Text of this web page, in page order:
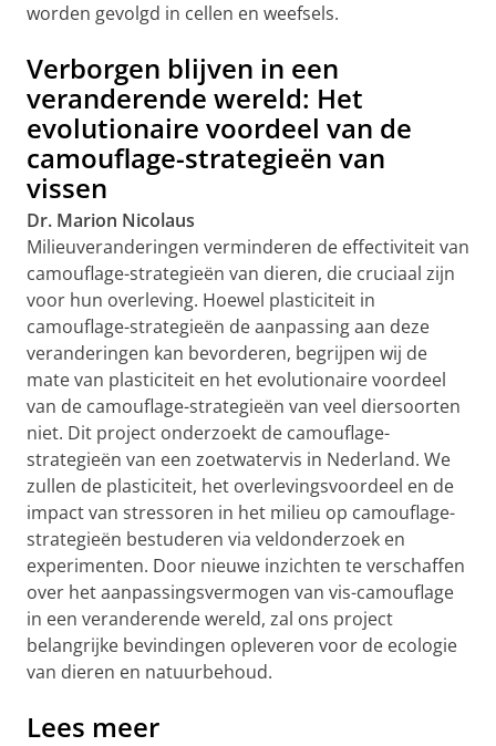
worden gevolgd in cellen en weefsels.
Verborgen blijven in een
veranderende wereld: Het
evolutionaire voordeel van de
camouflage-strategieën van
vissen
Dr. Marion Nicolaus
Milieuveranderingen verminderen de effectiviteit van
camouflage-strategieën van dieren, die cruciaal zijn
voor hun overleving. Hoewel plasticiteit in
camouflage-strategieën de aanpassing aan deze
veranderingen kan bevorderen, begrijpen wij de
mate van plasticiteit en het evolutionaire voordeel
van de camouflage-strategieën van veel diersoorten
niet. Dit project onderzoekt de camouflage-
strategieën van een zoetwatervis in Nederland. We
zullen de plasticiteit, het overlevingsvoordeel en de
impact van stressoren in het milieu op camouflage-
strategieën bestuderen via veldonderzoek en
experimenten. Door nieuwe inzichten te verschaffen
over het aanpassingsvermogen van vis-camouflage
in een veranderende wereld, zal ons project
belangrijke bevindingen opleveren voor de ecologie
van dieren en natuurbehoud.
Lees meer